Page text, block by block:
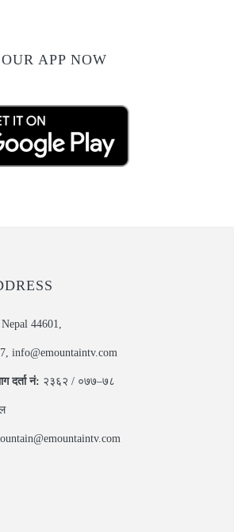
APP NOW
44601,
info@emountaintv.com
दर्ता नं: २३६२ / ०७७–७८